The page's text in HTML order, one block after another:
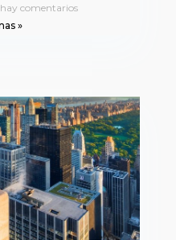
comentarios
»